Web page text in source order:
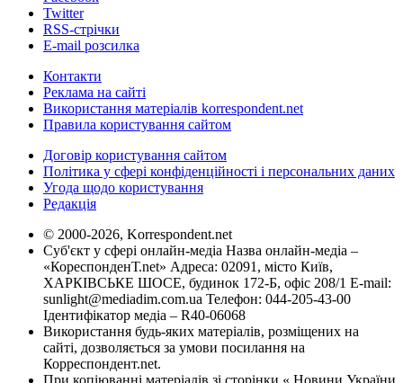
Twitter
RSS-стрічки
E-mail розсилка
Контакти
Реклама на сайті
Використання матеріалів korrespondent.net
Правила користування сайтом
Договір користування сайтом
Політика у сфері конфіденційності і персональних даних
Угода щодо користування
Редакція
© 2000-2026, Korrespondent.net
Суб'єкт у сфері онлайн-медіа Назва онлайн-медіа –
«КореспонденТ.net» Адреса: 02091, місто Київ,
ХАРКІВСЬКЕ ШОСЕ, будинок 172-Б, офіс 208/1 E-mail:
sunlight@mediadim.com.ua Телефон: 044-205-43-00
Ідентифікатор медіа – R40-06068
Використання будь-яких матеріалів, розміщених на
сайті, дозволяється за умови посилання на
Корреспондент.net.